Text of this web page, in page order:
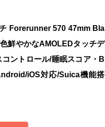
Forerunner 570 47mm Bla
鮮やかなAMOLEDタッチデ
ントロール/睡眠スコア・B
iOS対応/Suica機能搭